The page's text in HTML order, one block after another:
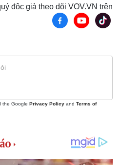
Giá cà phê
độc giả theo dõi VOV.VN trên
the Google Privacy Policy and Terms of